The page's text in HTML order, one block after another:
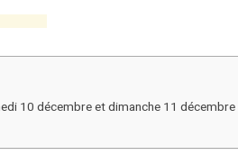
10 décembre et dimanche 11